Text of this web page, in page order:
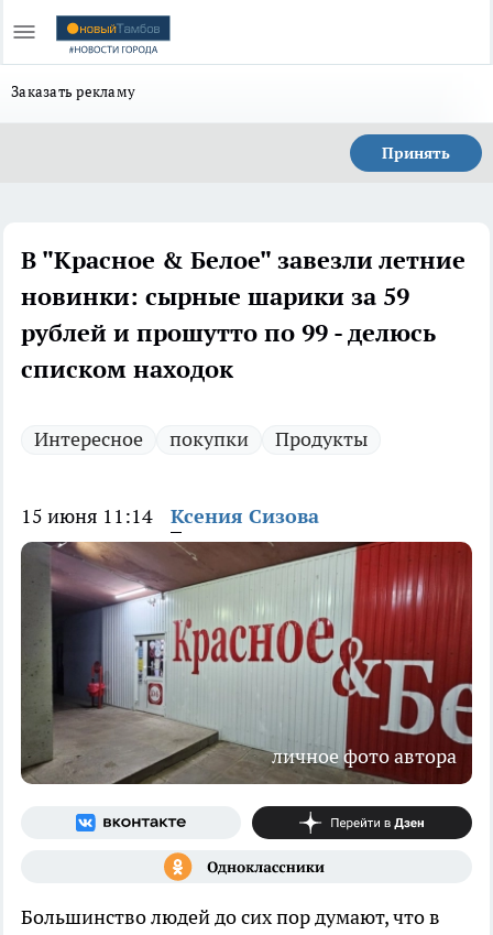
Заказать рекламу
Принять
В "Красное & Белое" завезли летние
новинки: сырные шарики за 59
рублей и прошутто по 99 - делюсь
списком находок
Интересное покупки Продукты
15 июня 11:14 Ксения Сизова
личное фото автора
Большинство людей до сих пор думают, что в